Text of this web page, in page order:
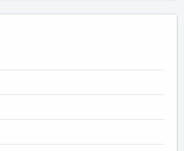
了睡袋，不知道 1.2 米会不